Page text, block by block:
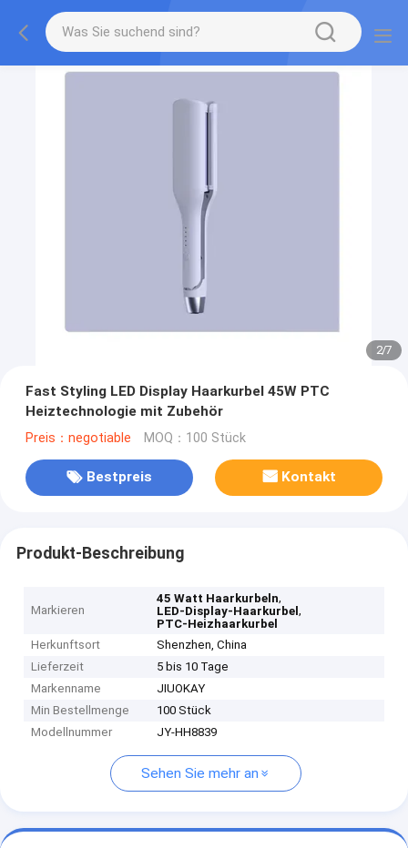
2/7
Fast Styling LED Display Haarkurbel 45W PTC
Heiztechnologie mit Zubehör
Preis：negotiable MOQ：100 Stück
Bestpreis Kontakt
Produkt-Beschreibung
Markieren
45 Watt Haarkurbeln,
LED-Display-Haarkurbel,
PTC-Heizhaarkurbel
Herkunftsort
Shenzhen, China
Lieferzeit
5 bis 10 Tage
Markenname
JIUOKAY
Min Bestellmenge
100 Stück
Modellnummer
JY-HH8839
Sehen Sie mehr an